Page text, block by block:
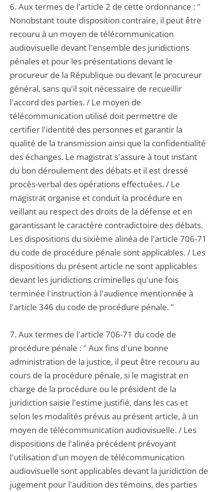
6. Aux termes de l'article 2 de cette ordonnance : "
Nonobstant toute disposition contraire, il peut être
recouru à un moyen de télécommunication
audiovisuelle devant l'ensemble des juridictions
pénales et pour les présentations devant le
procureur de la République ou devant le procureur
général, sans qu'il soit nécessaire de recueillir
l'accord des parties. / Le moyen de
télécommunication utilisé doit permettre de
certifier l'identité des personnes et garantir la
qualité de la transmission ainsi que la confidentialité
des échanges. Le magistrat s'assure à tout instant
du bon déroulement des débats et il est dressé
procès-verbal des opérations effectuées. / Le
magistrat organise et conduit la procédure en
veillant au respect des droits de la défense et en
garantissant le caractère contradictoire des débats.
Les dispositions du sixième alinéa de l'article 706-71
du code de procédure pénale sont applicables. / Les
dispositions du présent article ne sont applicables
devant les juridictions criminelles qu'une fois
terminée l'instruction à l'audience mentionnée à
l'article 346 du code de procédure pénale. "
7. Aux termes de l'article 706-71 du code de
procédure pénale : " Aux fins d'une bonne
administration de la justice, il peut être recouru au
cours de la procédure pénale, si le magistrat en
charge de la procédure ou le président de la
juridiction saisie l'estime justifié, dans les cas et
selon les modalités prévus au présent article, à un
moyen de télécommunication audiovisuelle. / Les
dispositions de l'alinéa précédent prévoyant
l'utilisation d'un moyen de télécommunication
audiovisuelle sont applicables devant la juridiction de
jugement pour l'audition des témoins, des parties